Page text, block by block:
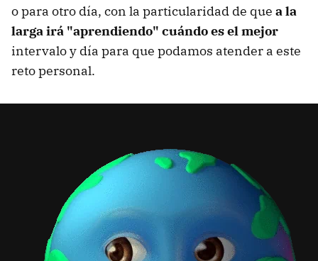
o para otro día, con la particularidad de que a la
larga irá "aprendiendo" cuándo es el mejor
intervalo y día para que podamos atender a este
reto personal.